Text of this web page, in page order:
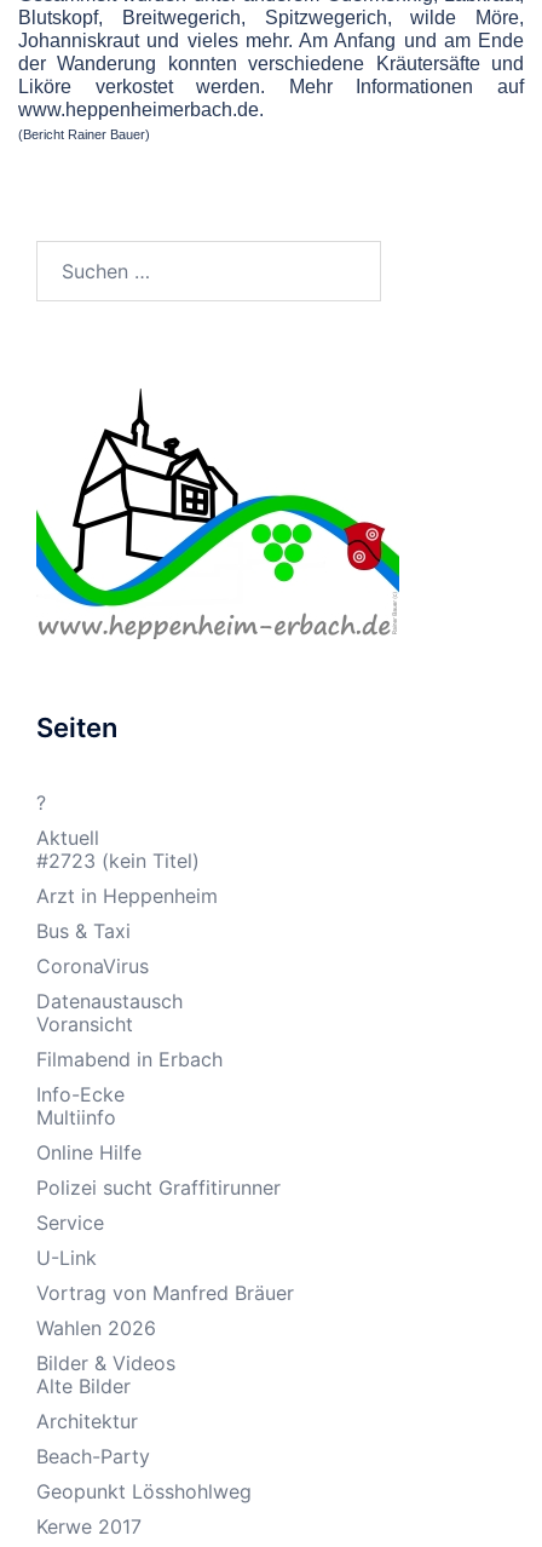
Blutskopf, Breitwegerich, Spitzwegerich, wilde Möre,
Johanniskraut und vieles mehr. Am Anfang und am Ende
der Wanderung konnten verschiedene Kräutersäfte und
Liköre verkostet werden. Mehr Informationen auf
www.heppenheimerbach.de.
(Bericht Rainer Bauer)
Suchen
nach:
Seiten
?
Aktuell
#2723 (kein Titel)
Arzt in Heppenheim
Bus & Taxi
CoronaVirus
Datenaustausch
Voransicht
Filmabend in Erbach
Info-Ecke
Multiinfo
Online Hilfe
Polizei sucht Graffitirunner
Service
U-Link
Vortrag von Manfred Bräuer
Wahlen 2026
Bilder & Videos
Alte Bilder
Architektur
Beach-Party
Geopunkt Lösshohlweg
Kerwe 2017